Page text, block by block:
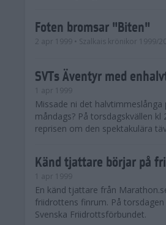
Foten bromsar "Biten"
2 apr 1999 • Szalkais krönikor 1999/
SVTs Äventyr med
1 apr 1999
Missade ni det
måndags? På torsdagskvällen
reprisen om den spektakulära
Känd tjattare börjar på
1 apr 1999
En känd tjattare från
friidrottens finrum. På
Svenska Friidrottsförbundet.